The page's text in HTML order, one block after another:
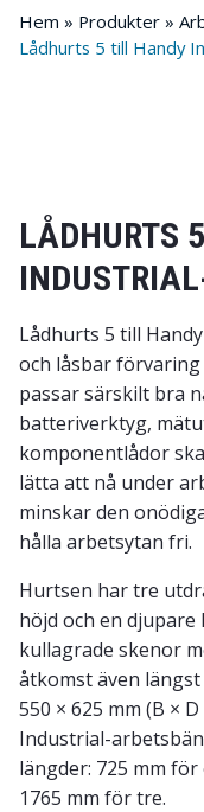
Hem » Produkter »
Lådhurts 5 till Handy
LÅDHURTS
Lådhurts 5 till
och låsbar
passar särskilt bra
batteriverktyg,
komponentlådor
lätta att nå under
minskar den
hålla arbetsytan fri.
Hurtsen har tre
höjd och en djupare
kullagrade skenor
åtkomst även
550 × 625 mm (B ×
Industrial-
längder: 725 mm
1765 mm för tre.